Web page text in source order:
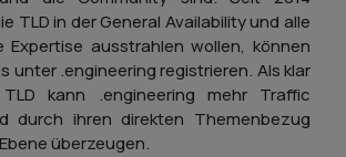
TLD in der General Availability und alle
Expertise ausstrahlen wollen, können
unter .engineering registrieren. Als klar
kann .engineering mehr Traffic
durch ihren direkten Themenbezug
überzeugen.